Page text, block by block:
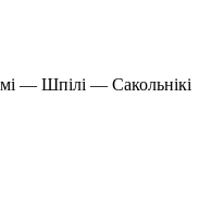
— Шпілі — Сакольнікі